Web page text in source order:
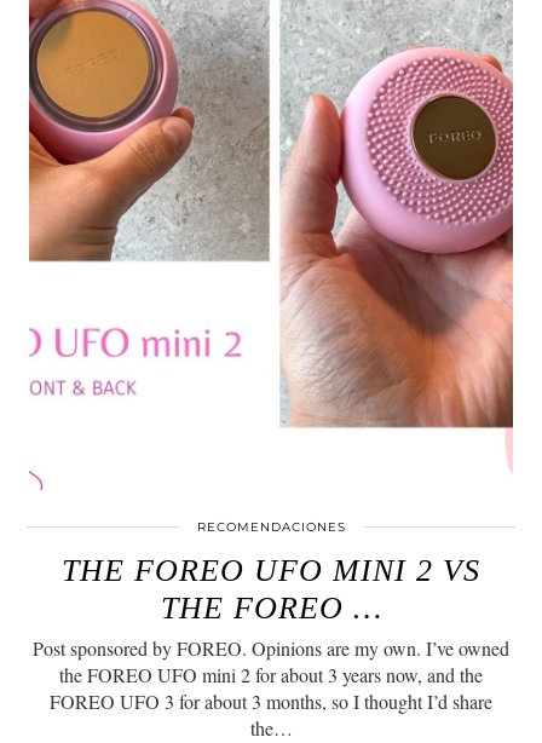
RECOMENDACIONES
THE FOREO UFO MINI 2 VS
THE FOREO …
Post sponsored by FOREO. Opinions are my own. I’ve owned
the FOREO UFO mini 2 for about 3 years now, and the
FOREO UFO 3 for about 3 months, so I thought I’d share
the…